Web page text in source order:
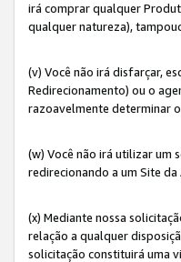
irá comprar qualquer
qualquer natureza),
(v) Você não irá disfarçar,
Redirecionamento) ou o
razoavelmente determinar
(w) Você não irá utilizar um
redirecionando a um Site da
(x) Mediante nossa
relação a qualquer
solicitação constituirá uma